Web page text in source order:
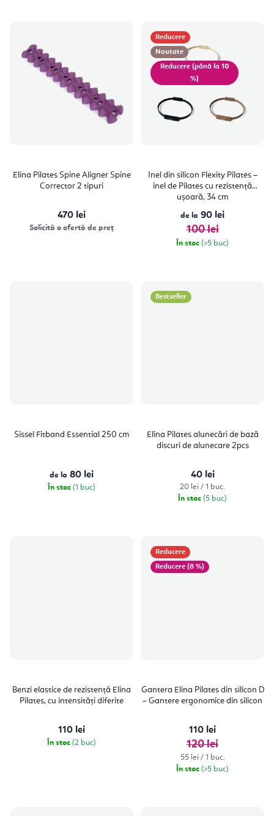
Elina Pilates Spine Aligner Spine
Corrector 2 tipuri
470 lei
Solicită o ofertă de preț
Reducere
Noutate
(până la 10
%)
Inel din silicon Flexity Pilates –
inel de Pilates cu rezistență
ușoară, 34 cm
de la 90 lei
100 lei
În stoc (>5 buc)
Sissel Fitband Essential 250 cm
de la 80 lei
În stoc (1 buc)
Bestseller
Elina Pilates alunecări de bază
discuri de alunecare 2pcs
40 lei
Evaluare
preţ:
20 lei / 1 buc.
În stoc (5 buc)
Benzi elastice de rezistență Elina
Pilates, cu intensități diferite
110 lei
În stoc (2 buc)
Reducere
(8 %)
Gantera Elina Pilates din silicon D
– Gantere ergonomice din silicon
110 lei
120 lei
Evaluare
preţ:
55 lei / 1 buc.
În stoc (>5 buc)